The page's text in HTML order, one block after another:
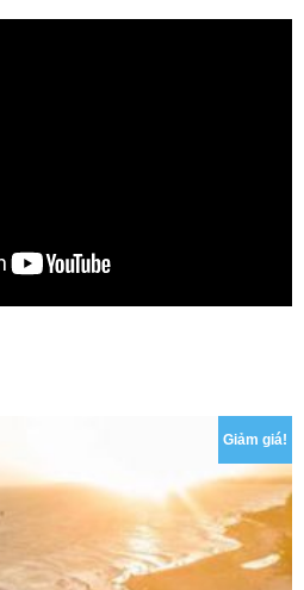
Giảm giá!